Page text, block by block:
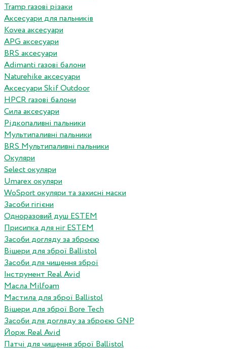
Tramp газові різаки
Аксесуари для пальників
Kovea аксесуари
APG аксесуари
BRS аксесуари
Adimanti газові балони
Naturehike аксесуари
Аксесуари Skif Outdoor
HPCR газові балони
Сила аксесуари
Рідкопаливні пальники
Мультипаливні пальники
BRS Мультипаливні пальники
Окуляри
Select окуляри
Umarex окуляри
WoSport окуляри та захисні маски
Засоби гігієни
Одноразовий душ ESTEM
Присипка для ніг ESTEM
Засоби догляду за зброєю
Вішери для зброї Ballistol
Засоби для чищення зброї
Інструмент Real Avid
Масла Milfoam
Мастила для зброї Ballistol
Вішери для зброї Bore Tech
Засоби для догляду за зброєю GNP
Йорж Real Avid
Патчі для чищення зброї Ballistol